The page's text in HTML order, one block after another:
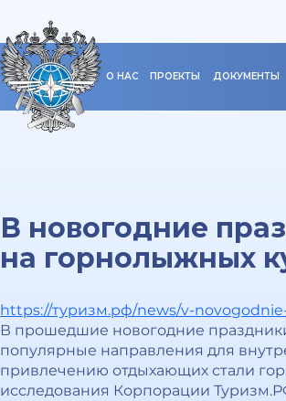
О НАС ПРОЕКТЫ ДОКУМЕНТЫ
В новогодние
на горнолыжных
https://туризм.рф/news/v-
В прошедшие новогодние
популярные направления для
привлечению отдыхающих стали
исследования Корпорации